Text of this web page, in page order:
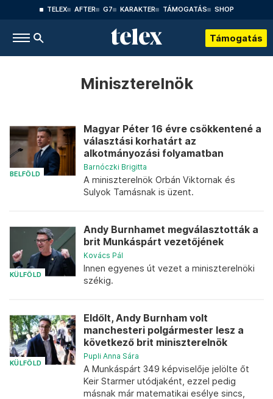
TELEX AFTER G7 KARAKTER TÁMOGATÁS SHOP
Támogatás
Miniszterelnök
BELFÖLD
Magyar Péter 16 évre csökkentené a
választási korhatárt az
alkotmányozási folyamatban
Barnóczki Brigitta
A miniszterelnök Orbán Viktornak és
Sulyok Tamásnak is üzent.
KÜLFÖLD
Andy Burnhamet megválasztották a
brit Munkáspárt vezetőjének
Kovács Pál
Innen egyenes út vezet a miniszterelnöki
székig.
KÜLFÖLD
Eldőlt, Andy Burnham volt
manchesteri polgármester lesz a
következő brit miniszterelnök
Pupli Anna Sára
A Munkáspárt 349 képviselője jelölte őt
Keir Starmer utódjaként, ezzel pedig
másnak már matematikai esélye sincs,